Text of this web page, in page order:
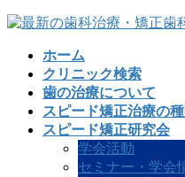
コ
ナ
ホーム
クリニック検索
歯の治療について
スピード矯正治療の
スピード矯正研究会
学会活動
セミナー・学会